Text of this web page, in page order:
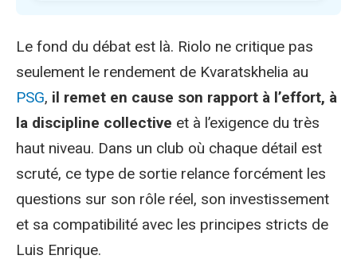
Le fond du débat est là. Riolo ne critique pas
seulement le rendement de Kvaratskhelia au
PSG, il remet en cause son rapport à l’effort, à
la discipline collective et à l’exigence du très
haut niveau. Dans un club où chaque détail est
scruté, ce type de sortie relance forcément les
questions sur son rôle réel, son investissement
et sa compatibilité avec les principes stricts de
Luis Enrique.